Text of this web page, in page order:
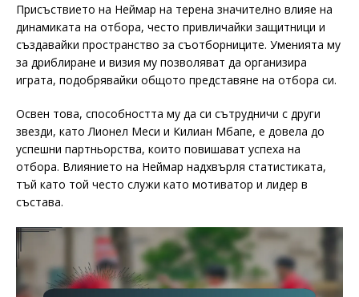
Присъствието на Неймар на терена значително влияе на
динамиката на отбора, често привличайки защитници и
създавайки пространство за съотборниците. Уменията му
за дриблиране и визия му позволяват да организира
играта, подобрявайки общото представяне на отбора си.
Освен това, способността му да си сътрудничи с други
звезди, като Лионел Меси и Килиан Мбапе, е довела до
успешни партньорства, които повишават успеха на
отбора. Влиянието на Неймар надхвърля статистиката,
тъй като той често служи като мотиватор и лидер в
състава.